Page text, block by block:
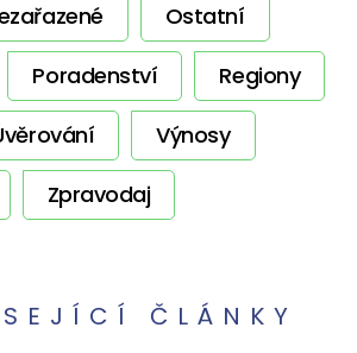
Ostatní
Poradenství
Regiony
Výnosy
Zpravodaj
ČLÁNKY